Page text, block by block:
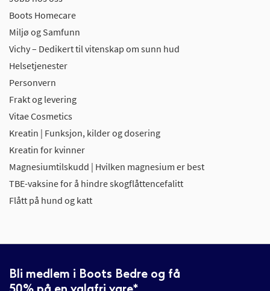
Boots Homecare
Miljø og Samfunn
Vichy – Dedikert til vitenskap om sunn hud
Helsetjenester
Personvern
Frakt og levering
Vitae Cosmetics
Kreatin | Funksjon, kilder og dosering
Kreatin for kvinner
Magnesiumtilskudd | Hvilken magnesium er best
TBE-vaksine for å hindre skogflåttencefalitt
Flått på hund og katt
Bli medlem i Boots Bedre og få